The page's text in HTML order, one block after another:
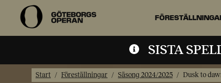
SISTA
Start Föreställningar Säsong 2024/2025 Dusk to